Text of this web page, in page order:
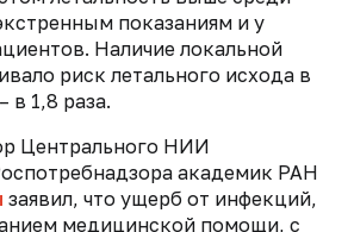
показаниям и у
Наличие локальной
риск летального исхода в
в 1,8 раза.
Центрального НИИ
академик РАН
заявил, что ущерб от инфекций,
медицинской помощи, с